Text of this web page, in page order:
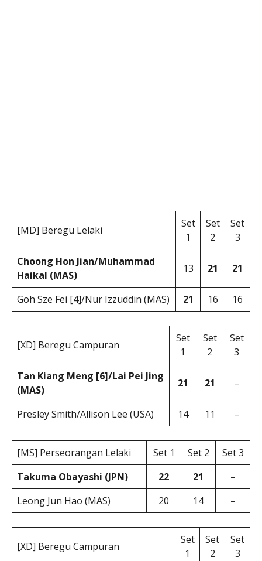
[MD] Beregu Lelaki
Set
1
Set
2
Set
3
Choong Hon Jian/Muhammad
Haikal (MAS)
13 21 21
Goh Sze Fei [4]/Nur Izzuddin (MAS) 21 16 16
[XD] Beregu Campuran
Set
1
Set
2
Set
3
Tan Kiang Meng [6]/Lai Pei Jing
(MAS)
21 21 –
Presley Smith/Allison Lee (USA) 14 11 –
[MS] Perseorangan Lelaki Set 1 Set 2
Set 3
Takuma Obayashi (JPN)
22 21
–
Leong Jun Hao (MAS)
20 14 –
[XD] Beregu Campuran
Set
1
Set
2
Set
3